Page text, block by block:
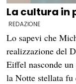
La cultura in
REDAZIONE
Lo sapevi che
realizzazione del
Eiffel nasconde un
la Notte stellata